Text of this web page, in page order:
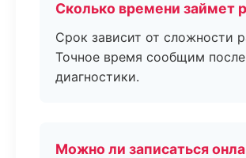
Сколько времени займет
Срок зависит от сложности
Точное время сообщим после
диагностики.
Можно ли записаться